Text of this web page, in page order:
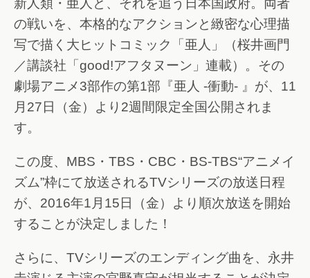
新人類・亜人と、それを追う日本国政府。両者
の戦いを、本格的なアクションと緻密な心理描
写で描く大ヒットコミック「亜人」（桜井画門
／講談社「good!アフタヌーン」連載）。その
劇場アニメ3部作の第1部『亜人 -衝動- 』が、11
月27日（金）より2週間限定全国公開されま
す。
この度、MBS・TBS・CBC・BS-TBS“アニメイ
ズム”枠にて放送されるTVシリーズの放送日程
が、2016年1月15日（金）より順次放送を開始
することが決定しました！
さらに、TVシリーズのエンディング曲を、永井